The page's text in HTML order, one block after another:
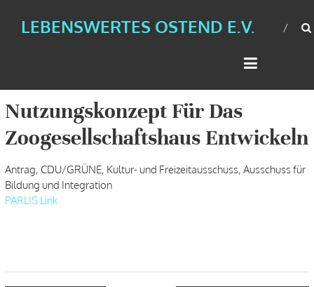
LEBENSWERTES OSTEND E.V.
Nutzungskonzept Für Das
Zoogesellschaftshaus Entwickeln
Antrag, CDU/GRÜNE, Kultur- und Freizeitausschuss, Ausschuss für
Bildung und Integration
PARLIS Link